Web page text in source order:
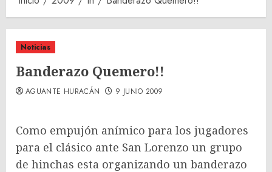
Noticias
Banderazo Quemero!!
AGUANTE HURACÁN 9 JUNIO 2009
Como empujón anímico para los jugadores
para el clásico ante San Lorenzo un grupo
de hinchas esta organizando un banderazo